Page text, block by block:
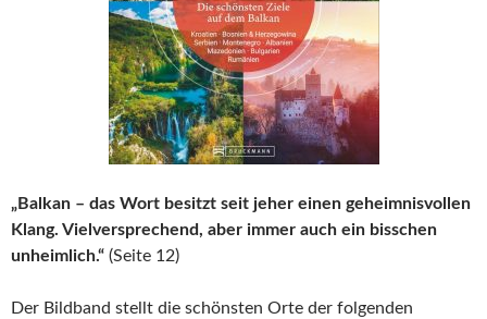
„Balkan – das Wort besitzt seit jeher einen geheimnisvollen
Klang. Vielversprechend, aber immer auch ein bisschen
unheimlich.“ (Seite 12)
Der Bildband stellt die schönsten Orte der folgenden